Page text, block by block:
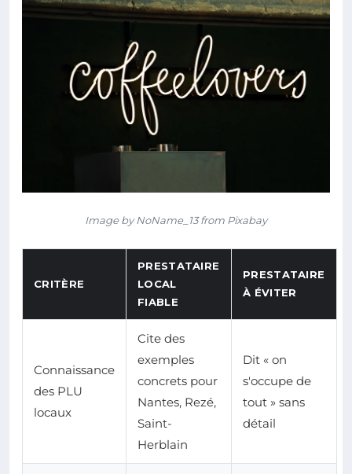
Image by NoName_13 from Pixabay
CRITÈRE
PRESTATAIRE
LOCAL
FIABLE
PRESTATAIRE
À ÉVITER
Connaissance
des PLU
locaux
Cite des
exemples
concrets pour
Nantes, Rezé,
Saint-
Herblain
Dit « on
s'occupe de
tout » sans
détail